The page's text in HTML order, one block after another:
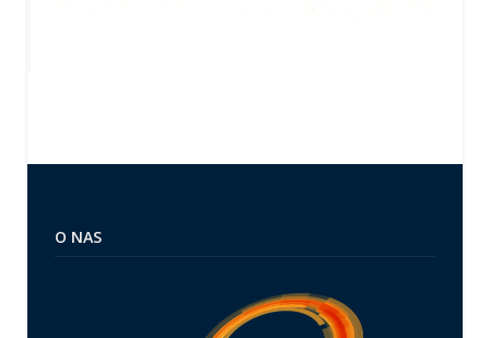
O NAS